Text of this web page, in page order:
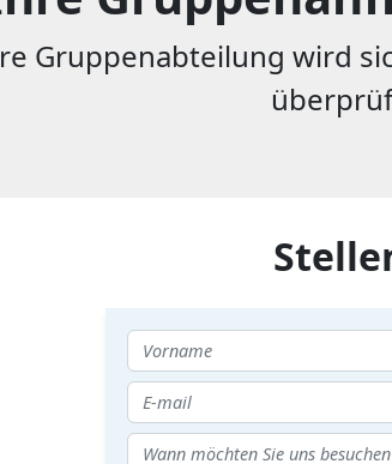
Gruppenabteilung wird